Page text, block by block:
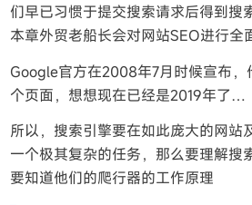
们早已习惯于提交搜索请求后得到搜
本章外贸老船长会对网站SEO进行全
Google官方在2008年7月时候宣布，
个页面，想想现在已经是2019年了…
所以，搜索引擎要在如此庞大的网站
一个极其复杂的任务，那么要理解搜
要知道他们的爬行器的工作原理